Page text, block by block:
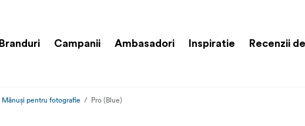
Branduri Campanii Ambasadori Inspiratie Recenzii
Mănuși pentru fotografie Pro (Blue)